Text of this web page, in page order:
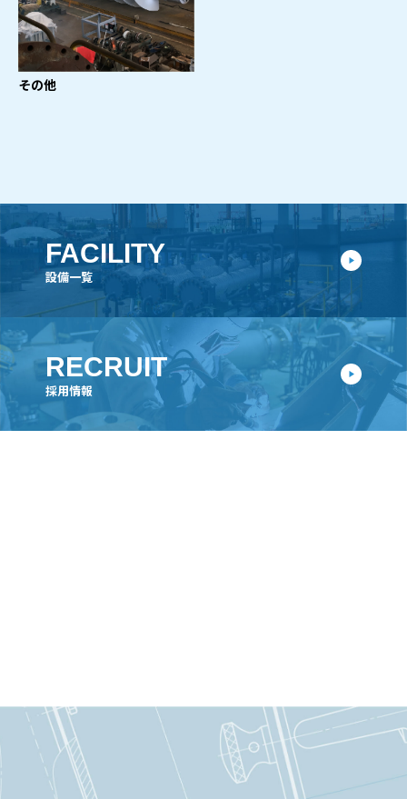
その他
FACILITY
設備一覧
RECRUIT
採用情報